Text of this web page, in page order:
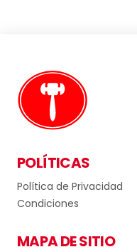
POLÍTICAS
Política de Privacidad
Condiciones
MAPA DE SITIO